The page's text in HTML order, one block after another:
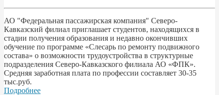
АО "Федеральная пассажирская компания" Северо-
Кавказский филиал приглашает студентов, находящихся в
стадии получения образования и недавно окончивших
обучение по программе «Слесарь по ремонту подвижного
состава» о возможности трудоустройства в структурные
подразделения Северо-Кавказского филиала АО «ФПК».
Средняя заработная плата по профессии составляет 30-35
тыс.руб.
Подробнее